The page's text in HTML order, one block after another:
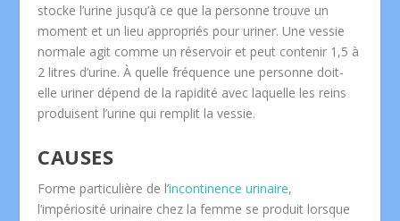
stocke l’urine jusqu’à ce que la personne trouve un
moment et un lieu appropriés pour uriner. Une vessie
normale agit comme un réservoir et peut contenir 1,5 à
2 litres d’urine. À quelle fréquence une personne doit-
elle uriner dépend de la rapidité avec laquelle les reins
produisent l’urine qui remplit la vessie.
CAUSES
Forme particulière de l’incontinence urinaire,
l’impériosité urinaire chez la femme se produit lorsque